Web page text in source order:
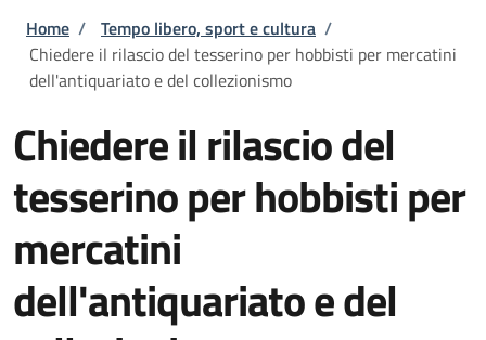
Briciole di pane
Home / Tempo libero, sport e cultura /
Chiedere il rilascio del tesserino per hobbisti per mercatini
dell'antiquariato e del collezionismo
Chiedere il rilascio del
tesserino per hobbisti per
mercatini
dell'antiquariato e del